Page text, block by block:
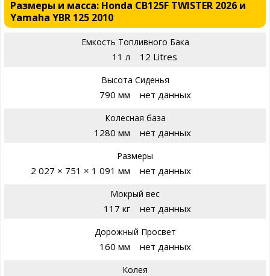
Размеры и масса: Honda CB125F TWISTER 2026 и
Yamaha YBR 125 2010
Емкость Топливного Бака
11 л 12 Litres
Высота Сиденья
790 мм нет данных
Колесная база
1280 мм нет данных
Размеры
2 027 × 751 × 1 091 мм нет данных
Мокрый вес
117 кг нет данных
Дорожный Просвет
160 мм нет данных
Колея